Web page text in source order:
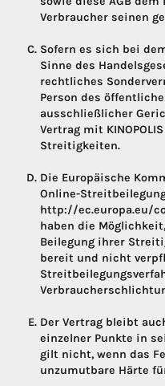
Verbraucher seinen
Sofern es sich bei
Sinne des
rechtliches
Person des
ausschließlicher
Vertrag mit
Streitigkeiten.
Die Europäische
Online-
http://ec.europa.eu/
haben die
Beilegung ihrer
bereit und nicht
Der Vertrag bleibt
einzelner Punkte in
gilt nicht, wenn das
unzumutbare Härte